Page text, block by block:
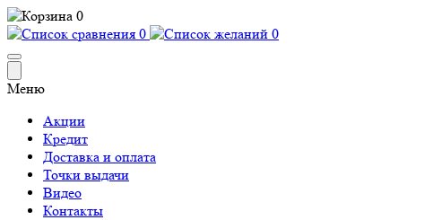
0
0
0
Меню
Акции
Кредит
Доставка и оплата
Точки выдачи
Видео
Контакты